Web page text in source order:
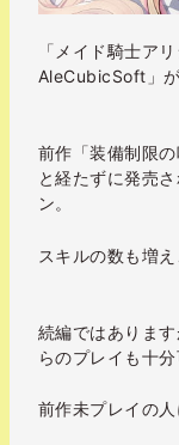
「メイド騎士ア
AleCubicSoft」が
前作「装備制限
と経たずに発売
ン。
スキルの数も増
続編ではありま
らのプレイも十分
前作未プレイの人